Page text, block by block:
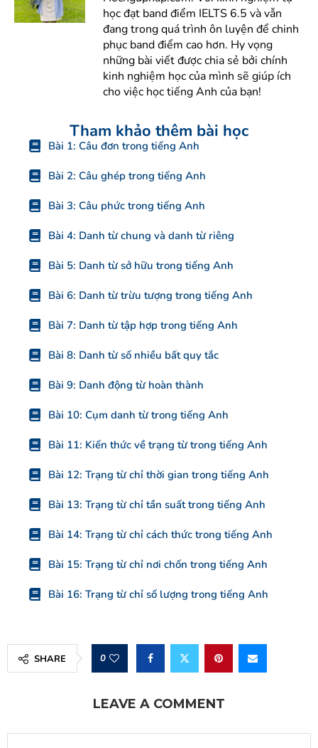
học đạt band điểm IELTS 6.5 và vẫn
đang trong quá trình ôn luyện để chinh
phục band điểm cao hơn. Hy vọng
những bài viết được chia sẻ bởi chính
kinh nghiệm học của mình sẽ giúp ích
cho việc học tiếng Anh của bạn!
Tham khảo thêm bài học
Bài 1: Câu đơn trong tiếng Anh
Bài 2: Câu ghép trong tiếng Anh
Bài 3: Câu phức trong tiếng Anh
Bài 4: Danh từ chung và danh từ riêng
Bài 5: Danh từ sở hữu trong tiếng Anh
Bài 6: Danh từ trừu tượng trong tiếng Anh
Bài 7: Danh từ tập hợp trong tiếng Anh
Bài 8: Danh từ số nhiều bất quy tắc
Bài 9: Danh động từ hoàn thành
Bài 10: Cụm danh từ trong tiếng Anh
Bài 11: Kiến thức về trạng từ trong tiếng Anh
Bài 12: Trạng từ chỉ thời gian trong tiếng Anh
Bài 13: Trạng từ chỉ tần suất trong tiếng Anh
Bài 14: Trạng từ chỉ cách thức trong tiếng Anh
Bài 15: Trạng từ chỉ nơi chốn trong tiếng Anh
Bài 16: Trạng từ chỉ số lượng trong tiếng Anh
SHARE 0
LEAVE A COMMENT